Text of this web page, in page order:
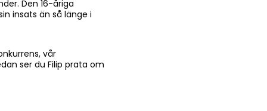
Den 16-åriga
insats än så länge i
vår
ser du Filip prata om